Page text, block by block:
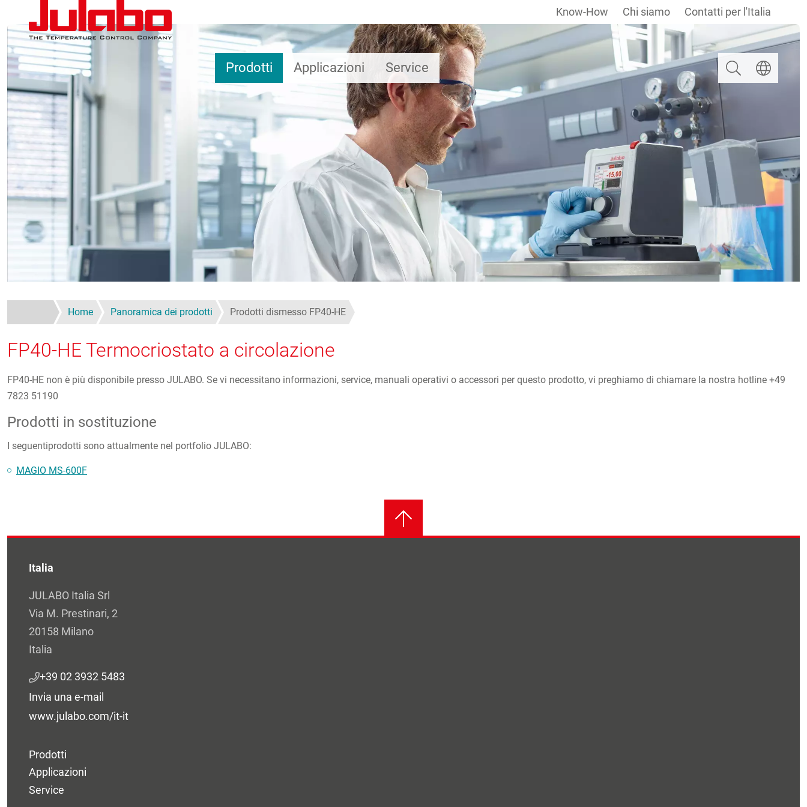
Salta al contenuto principale
Prodotti Applicazioni Service
Know-How Chi siamo Contatti per l'Italia
Ricerca Selezionare
Home Panoramica dei prodotti Prodotti dismesso FP40-HE
FP40-HE Termocriostato a circolazione
FP40-HE non è più disponibile presso JULABO. Se vi necessitano informazioni, service, manuali operativi o accessori per questo prodotto, vi preghiamo di chiamare la nostra hotline +49
7823 51190
Prodotti in sostituzione
I seguentiprodotti sono attualmente nel portfolio JULABO:
MAGIO MS-600F
Italia
JULABO Italia Srl
Via M. Prestinari, 2
20158 Milano
Italia
+39 02 3932 5483
Invia una e-mail
www.julabo.com/it-it
Prodotti
Applicazioni
Service